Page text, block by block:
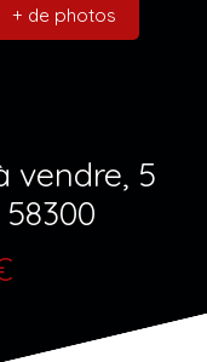
+ de photos
vendre, 5